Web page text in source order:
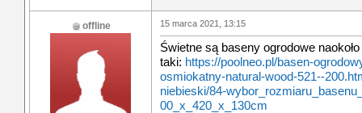
offline 15 marca 2021, 13:15
Świetne są baseny ogrodowe
taki: https://poolneo.pl/basen-
osmiokatny-natural-wood-521--
niebieski/84-
00_x_420_x_130cm